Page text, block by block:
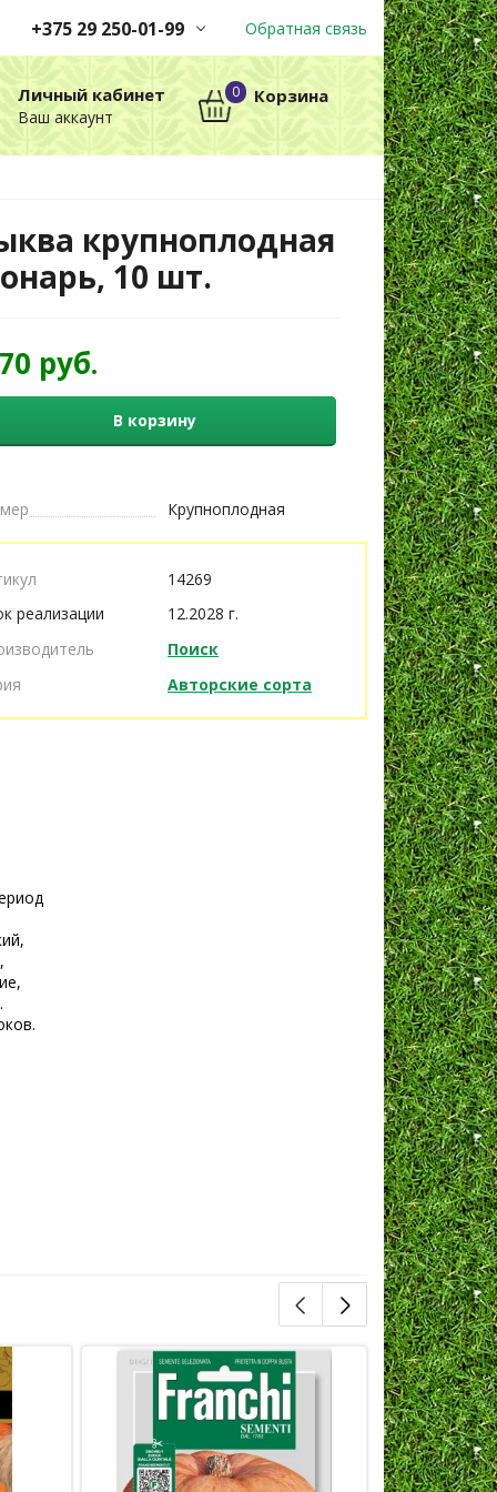
+375 29 250-01-99
автоматически через корзину
круглосуточно без выходных
Обратная связь
Личный кабинет
Ваш аккаунт
0 Корзина
крупноплодная
10 шт.
руб.
В корзину
Крупноплодная
14269
реализации
12.2028 г.
Поиск
Авторские сорта